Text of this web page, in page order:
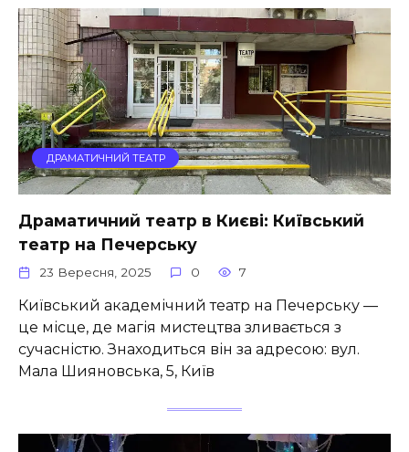
ДРАМАТИЧНИЙ ТЕАТР
Драматичний театр в Києві: Київський
театр на Печерську
23 Вересня, 2025 0 7
Київський академічний театр на Печерську —
це місце, де магія мистецтва зливається з
сучасністю. Знаходиться він за адресою: вул.
Мала Шияновська, 5, Київ